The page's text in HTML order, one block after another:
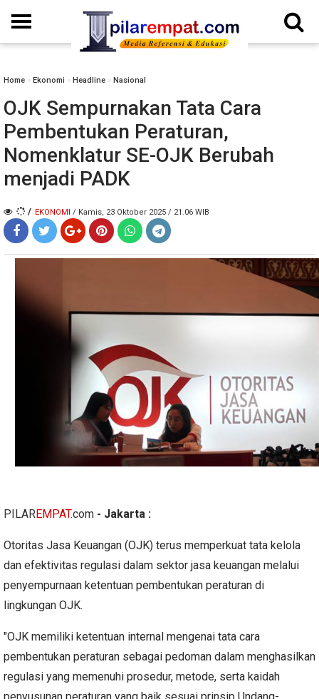
Home » Ekonomi » Headline » Nasional
OJK Sempurnakan Tata Cara
Pembentukan Peraturan,
Nomenklatur SE-OJK Berubah
menjadi PADK
/ EKONOMI / Kamis, 23 Oktober 2025 / 21.06 WIB
PILAREMPAT.com - Jakarta :
Otoritas Jasa Keuangan (OJK) terus memperkuat tata kelola
dan efektivitas regulasi dalam sektor jasa keuangan melalui
penyempurnaan ketentuan pembentukan peraturan di
lingkungan OJK.
"OJK memiliki ketentuan internal mengenai tata cara
pembentukan peraturan sebagai pedoman dalam menghasilkan
regulasi yang memenuhi prosedur, metode, serta kaidah